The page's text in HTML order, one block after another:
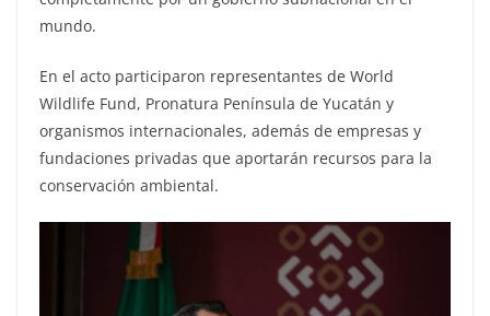
mundo.
En el acto participaron representantes de World
Wildlife Fund, Pronatura Península de Yucatán y
organismos internacionales, además de empresas y
fundaciones privadas que aportarán recursos para la
conservación ambiental.